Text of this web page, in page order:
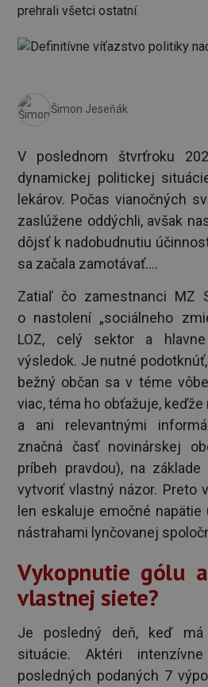
prehrali všetci ostatní.
Šimon Jeseňák
V poslednom štvrťroku
dynamickej politickej
lekárov. Počas vianočných
zaslúžene oddýchli, avšak
dôjsť k nadobudnutiu
sa začala zamotávať....
Zatiaľ čo zamestnanci MZ
o nastolení „sociálneho
LOZ, celý sektor a
výsledok. Je nutné
bežný občan sa v téme
viac, téma ho obťažuje,
a ani relevantnými
značná časť novinárskej
príbeh pravdou), na
vytvoriť vlastný názor. Preto
len eskaluje emočné
nástrahami lynčovanej
Vykopnutie gólu
vlastnej siete?
Je posledný deň, keď
situácie. Aktéri
posledných podaných 7